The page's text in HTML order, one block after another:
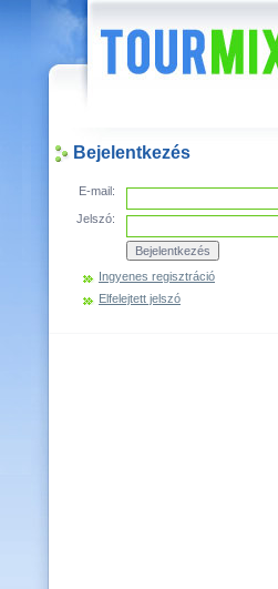
Bejelentkezés
E-mail:
Jelszó:
Ingyenes regisztráció
Elfelejtett jelszó